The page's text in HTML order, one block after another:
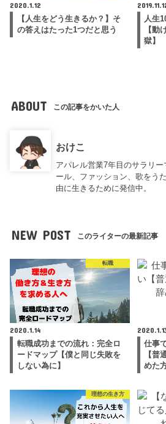
2020.1.12
【人生をどう生きるか？】そ
の答えはたった1つだと思う
人生
【動
獄】
ABOUT この記事をかいた人
おけこ
アパレル営業7年目のサラリ
ール、ファッション、歌をう
由に生きるために発信中。
NEW POST このライターの最新記事
転職
2020.1.14
転職成功までの流れ：完全ロ
ードマップ【僕と同じ失敗を
しない為に】
仕事
【普
めた
理想の生き方